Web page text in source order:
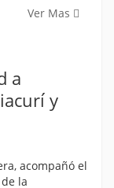
Ver Mas
a
y
acompañó el
la